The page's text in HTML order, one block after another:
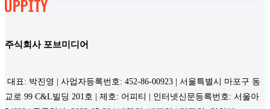
주식회사 포브미디어
대표: 박진영 | 사업자등록번호: 452-86-00923 | 서울특별시 마포구 동
교로 99 C&L빌딩 201호 | 제호: 어피티 | 인터넷신문등록번호: 서울아